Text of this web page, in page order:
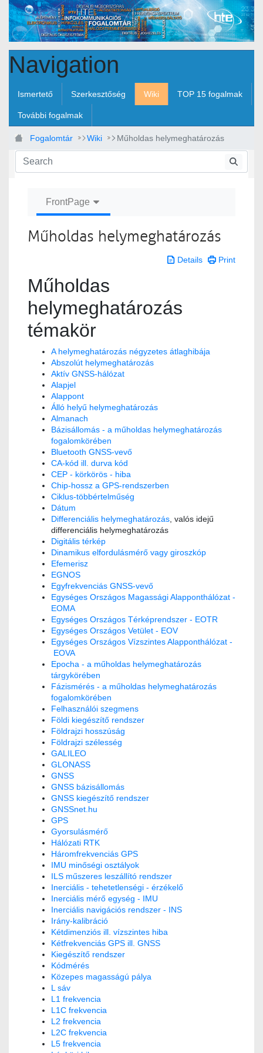
Skip to Main Content
Navigation
Ismertető Szerkesztőség Wiki TOP 15 fogalmak
További fogalmak
Fogalomtár Wiki Műholdas helymeghatározás
FrontPage
Műholdas helymeghatározás
Details Print
Műholdas
helymeghatározás
témakör
A helymeghatározás négyzetes átlaghibája
Abszolút helymeghatározás
Aktív GNSS-hálózat
Alapjel
Alappont
Álló helyű helymeghatározás
Almanach
Bázisállomás - a műholdas helymeghatározás
fogalomkörében
Bluetooth GNSS-vevő
CA-kód ill. durva kód
CEP - körkörös - hiba
Chip-hossz a GPS-rendszerben
Ciklus-többértelműség
Dátum
Differenciális helymeghatározás , valós idejű
differenciális helymeghatározás
Digitális térkép
Dinamikus elfordulásmérő vagy giroszkóp
Efemerisz
EGNOS
Egyfrekvenciás GNSS-vevő
Egységes Országos Magassági Alapponthálózat -
EOMA
Egységes Országos Térképrendszer - EOTR
Egységes Országos Vetület - EOV
Egységes Országos Vízszintes Alapponthálózat -
EOVA
Epocha - a műholdas helymeghatározás
tárgykörében
Fázismérés - a műholdas helymeghatározás
fogalomkörében
Felhasználói szegmens
Földi kiegészítő rendszer
Földrajzi hosszúság
Földrajzi szélesség
GALILEO
GLONASS
GNSS
GNSS bázisállomás
GNSS kiegészítő rendszer
GNSSnet.hu
GPS
Gyorsulásmérő
Hálózati RTK
Háromfrekvenciás GPS
IMU minőségi osztályok
ILS műszeres leszállító rendszer
Inerciális - tehetetlenségi - érzékelő
Inerciális mérő egység - IMU
Inerciális navigációs rendszer - INS
Irány-kalibráció
Kétdimenziós ill. vízszintes hiba
Kétfrekvenciás GPS ill. GNSS
Kiegészítő rendszer
Kódmérés
Közepes magasságú pálya
L sáv
L1 frekvencia
L1C frekvencia
L2 frekvencia
L2C frekvencia
L5 frekvencia